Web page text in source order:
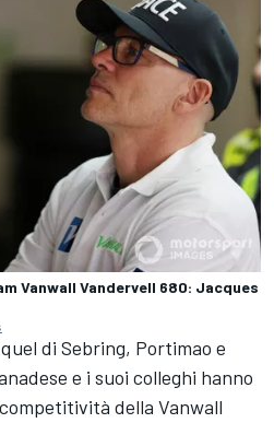
Vanwall Vandervell 680: Jacques
di Sebring, Portimao e
e i suoi colleghi hanno
della Vanwall